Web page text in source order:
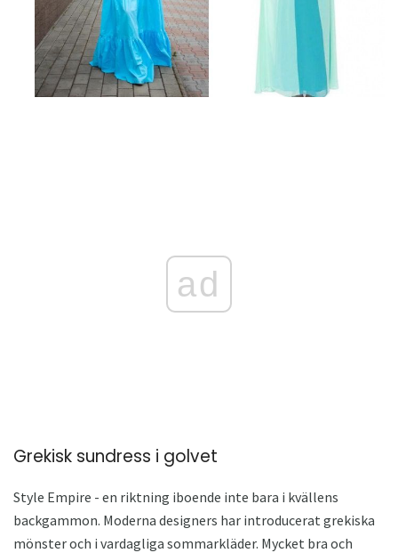
ad
Grekisk sundress i golvet
Style Empire - en riktning iboende inte bara i kvällens
backgammon. Moderna designers har introducerat grekiska
mönster och i vardagliga sommarkläder. Mycket bra och